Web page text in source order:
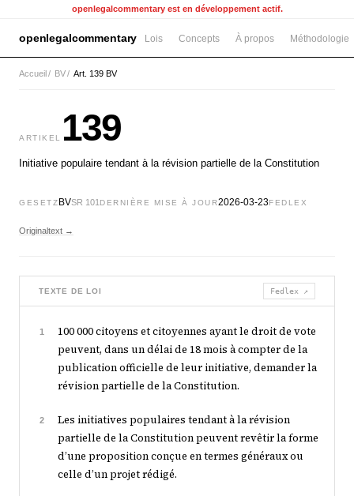
openlegalcommentary est en développement actif.
openlegalcommentary Lois Concepts À propos Méthodologie
Accueil/ BV/ Art. 139 BV
ARTIKEL 139
Initiative populaire tendant à la révision partielle de la Constitution
GESETZ BVSR 101 DERNIÈRE MISE À JOUR2026-03-23FEDLEX
Originaltext →
TEXTE DE LOI Fedlex ↗
1
100 000 citoyens et citoyennes ayant le droit de vote
peuvent, dans un délai de 18 mois à compter de la
publication officielle de leur initiative, demander la
révision partielle de la Constitution.
2
Les initiatives populaires tendant à la révision
partielle de la Constitution peuvent revêtir la forme
d’une proposition conçue en termes généraux ou
celle d’un projet rédigé.